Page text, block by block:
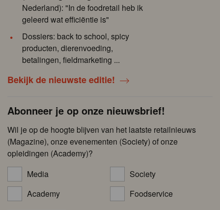
Nederland): "In de foodretail heb ik
geleerd wat efficiëntie is"
Dossiers: back to school, spicy
producten, dierenvoeding,
betalingen, fieldmarketing ...
Bekijk de nieuwste editie!
Abonneer je op onze nieuwsbrief!
Wil je op de hoogte blijven van het laatste retailnieuws
(Magazine), onze evenementen (Society) of onze
opleidingen (Academy)?
Media
Society
Academy
Foodservice